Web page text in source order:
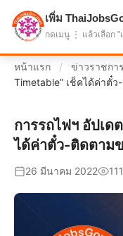
แบ่งปันโอกาส เพื่อ
หน้าแรก / ข่าวราชการ
Timetable” เช็คได้ค่าตั๋
การรถไฟฯ อัปเด
ได้ค่าตั๋ว-ติดตาม
26 มีนาคม 2022
เพิ่ม
กดเมนู ⋮ แล้วเลือก